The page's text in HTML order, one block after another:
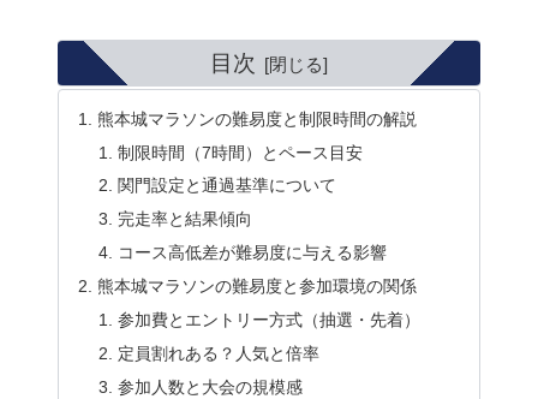
目次
熊本城マラソンの難易度と制限時間の解説
制限時間（7時間）とペース目安
関門設定と通過基準について
完走率と結果傾向
コース高低差が難易度に与える影響
熊本城マラソンの難易度と参加環境の関係
参加費とエントリー方式（抽選・先着）
定員割れある？人気と倍率
参加人数と大会の規模感